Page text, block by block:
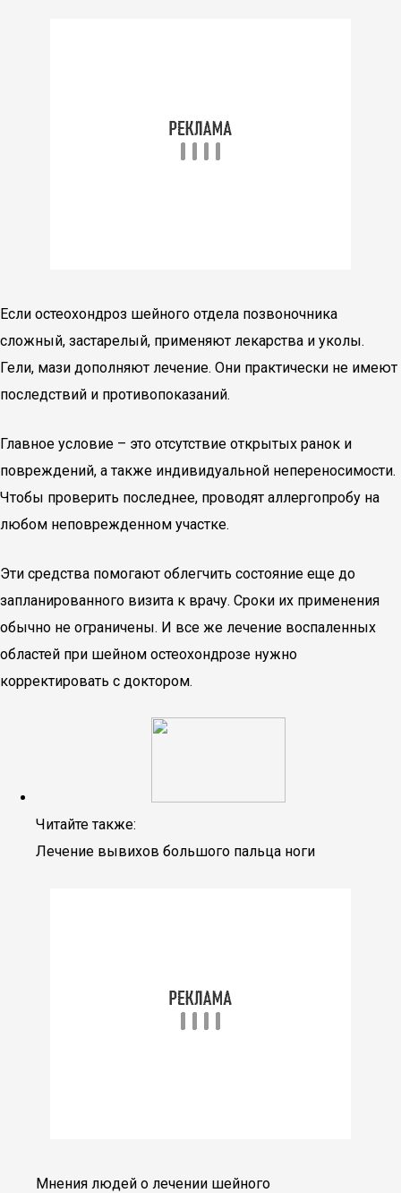
Если остеохондроз шейного отдела позвоночника
сложный, застарелый, применяют лекарства и уколы.
Гели, мази дополняют лечение. Они практически не имеют
последствий и противопоказаний.
Главное условие – это отсутствие открытых ранок и
повреждений, а также индивидуальной непереносимости.
Чтобы проверить последнее, проводят аллергопробу на
любом неповрежденном участке.
Эти средства помогают облегчить состояние еще до
запланированного визита к врачу. Сроки их применения
обычно не ограничены. И все же лечение воспаленных
областей при шейном остеохондрозе нужно
корректировать с доктором.
Читайте также:
Лечение вывихов большого пальца ноги
Мнения людей о лечении шейного